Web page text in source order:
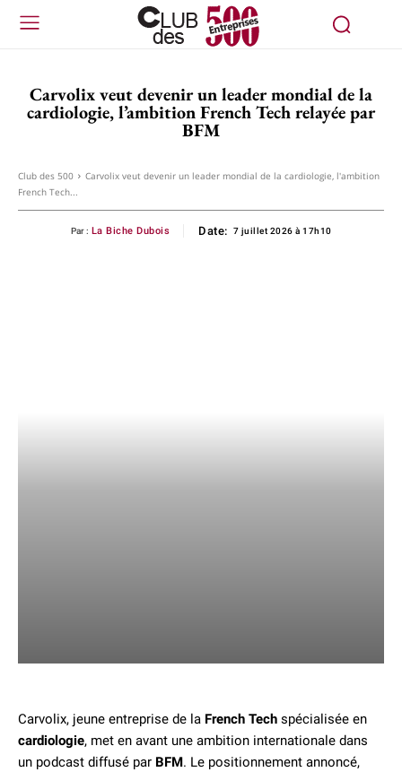
Carvolix veut devenir un leader mondial de la
cardiologie, l’ambition French Tech relayée par
BFM
Club des 500
Carvolix veut devenir un leader mondial de la cardiologie, l'ambition
French Tech...
Par : La Biche Dubois Date: 7 juillet 2026 à 17h10
Carvolix, jeune entreprise de la French Tech spécialisée en
cardiologie, met en avant une ambition internationale dans
un podcast diffusé par BFM. Le positionnement annoncé,